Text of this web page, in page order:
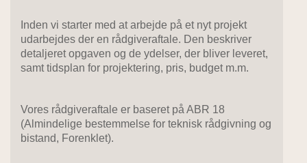
Inden vi starter med at arbejde på et nyt projekt
udarbejdes der en rådgiveraftale. Den beskriver
detaljeret opgaven og de ydelser, der bliver leveret,
samt tidsplan for projektering, pris, budget m.m.
Vores rådgiveraftale er baseret på ABR 18
(Almindelige bestemmelse for teknisk rådgivning og
bistand, Forenklet).